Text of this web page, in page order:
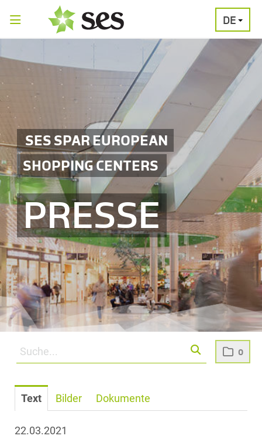
0
DE
SES SPAR EUROPEAN
SHOPPING CENTERS
PRESSE
PRESSEAUSSENDUNGEN
Text Bilder Dokumente
22.03.2021